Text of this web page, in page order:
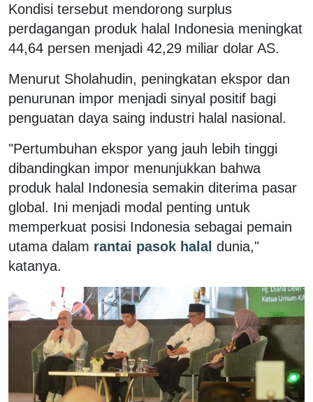
Kondisi tersebut mendorong surplus
perdagangan produk halal Indonesia meningkat
44,64 persen menjadi 42,29 miliar dolar AS.
Menurut Sholahudin, peningkatan ekspor dan
penurunan impor menjadi sinyal positif bagi
penguatan daya saing industri halal nasional.
"Pertumbuhan ekspor yang jauh lebih tinggi
dibandingkan impor menunjukkan bahwa
produk halal Indonesia semakin diterima pasar
global. Ini menjadi modal penting untuk
memperkuat posisi Indonesia sebagai pemain
utama dalam rantai pasok halal dunia,"
katanya.